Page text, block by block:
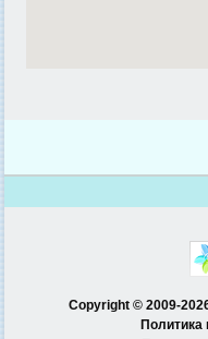
Copyright © 2009-
Политика